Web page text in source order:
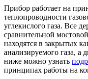
Прибор работает на
теплопроводности
углекислого газа. Все
сравнительной
находятся в закрытых
анализируемого газа, а
ниже можно узнать
принципах работы на